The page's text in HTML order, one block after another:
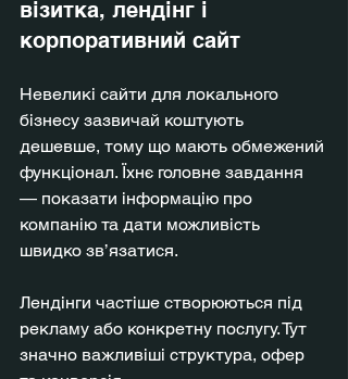
візитка, лендінг і
корпоративний сайт
Невеликі сайти для локального
бізнесу зазвичай коштують
дешевше, тому що мають обмежений
функціонал. Їхнє головне завдання
— показати інформацію про
компанію та дати можливість
швидко зв’язатися.
Лендінги частіше створюються під
рекламу або конкретну послугу. Тут
значно важливіші структура, офер